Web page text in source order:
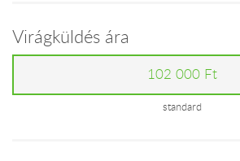
Virágküldés ára
102 000 Ft
standard